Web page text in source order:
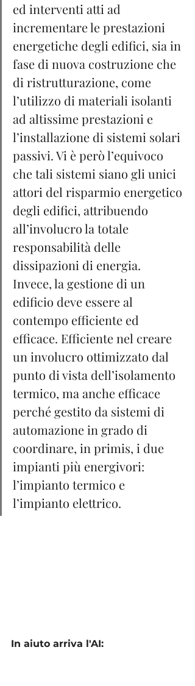
ed interventi atti ad
incrementare le prestazioni
energetiche degli edifici, sia in
fase di nuova costruzione che
di ristrutturazione, come
l’utilizzo di materiali isolanti
ad altissime prestazioni e
l’installazione di sistemi solari
passivi. Vi è però l’equivoco
che tali sistemi siano gli unici
attori del risparmio energetico
degli edifici, attribuendo
all’involucro la totale
responsabilità delle
dissipazioni di energia.
Invece, la gestione di un
edificio deve essere al
contempo efficiente ed
efficace. Efficiente nel creare
un involucro ottimizzato dal
punto di vista dell’isolamento
termico, ma anche efficace
perché gestito da sistemi di
automazione in grado di
coordinare, in primis, i due
impianti più energivori:
l’impianto termico e
l’impianto elettrico.
In aiuto arriva l'AI: